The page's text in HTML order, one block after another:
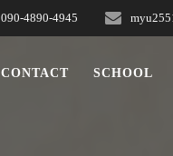
090-4890-4945
CONTACT SCHOOL